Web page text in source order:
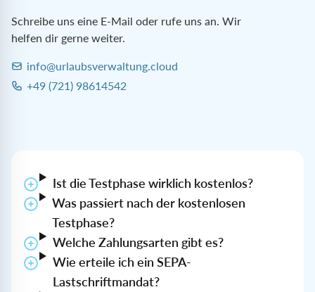
Schreibe uns eine E-Mail oder rufe uns an. Wir
helfen dir gerne weiter.
E-Mail:
info@urlaubsverwaltung.cloud
Telefon:
+49 (721) 98614542
Ist die Testphase wirklich kostenlos?
Was passiert nach der kostenlosen
Testphase?
Welche Zahlungsarten gibt es?
Wie erteile ich ein SEPA-
Lastschriftmandat?